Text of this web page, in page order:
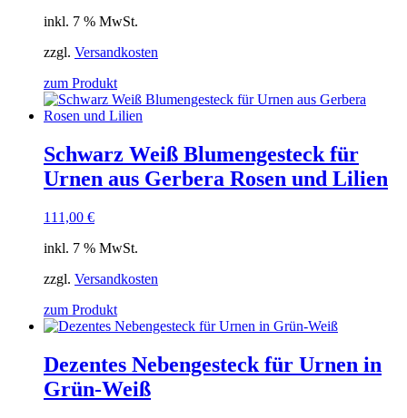
inkl. 7 % MwSt.
zzgl. Versandkosten
zum Produkt
Schwarz Weiß Blumengesteck für
Urnen aus Gerbera Rosen und Lilien
111,00 €
inkl. 7 % MwSt.
zzgl. Versandkosten
zum Produkt
Dezentes Nebengesteck für Urnen in
Grün-Weiß